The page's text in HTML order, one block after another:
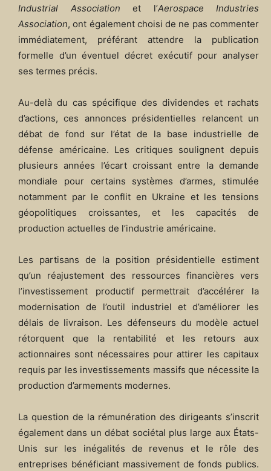
Industrial Association et l’Aerospace Industries
Association, ont également choisi de ne pas commenter
immédiatement, préférant attendre la publication
formelle d’un éventuel décret exécutif pour analyser
ses termes précis.
Au-delà du cas spécifique des dividendes et rachats
d’actions, ces annonces présidentielles relancent un
débat de fond sur l’état de la base industrielle de
défense américaine. Les critiques soulignent depuis
plusieurs années l’écart croissant entre la demande
mondiale pour certains systèmes d’armes, stimulée
notamment par le conflit en Ukraine et les tensions
géopolitiques croissantes, et les capacités de
production actuelles de l’industrie américaine.
Les partisans de la position présidentielle estiment
qu’un réajustement des ressources financières vers
l’investissement productif permettrait d’accélérer la
modernisation de l’outil industriel et d’améliorer les
délais de livraison. Les défenseurs du modèle actuel
rétorquent que la rentabilité et les retours aux
actionnaires sont nécessaires pour attirer les capitaux
requis par les investissements massifs que nécessite la
production d’armements modernes.
La question de la rémunération des dirigeants s’inscrit
également dans un débat sociétal plus large aux États-
Unis sur les inégalités de revenus et le rôle des
entreprises bénéficiant massivement de fonds publics.